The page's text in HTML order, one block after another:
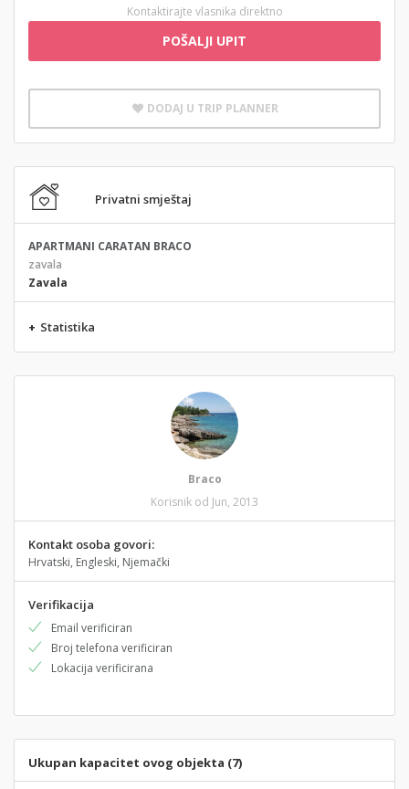
Kontaktirajte vlasnika direktno
POŠALJI UPIT
DODAJ U TRIP PLANNER
Privatni smještaj
APARTMANI CARATAN BRACO
zavala
Zavala
+ Statistika
Braco
Korisnik od Jun, 2013
Kontakt osoba govori:
Hrvatski, Engleski, Njemački
Verifikacija
Email verificiran
Broj telefona verificiran
Lokacija verificirana
Ukupan kapacitet ovog objekta (7)